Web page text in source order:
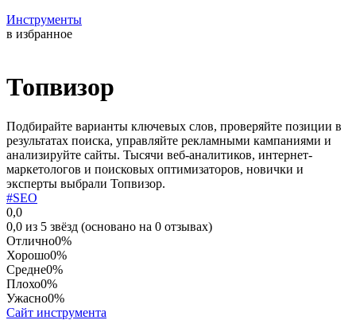
Инструменты
в избранное
Топвизор
Подбирайте варианты ключевых слов, проверяйте позиции в
результатах поиска, управляйте рекламными кампаниями и
анализируйте сайты. Тысячи веб-аналитиков, интернет-
маркетологов и поисковых оптимизаторов, новички и
эксперты выбрали Топвизор.
#SEO
0,0
0,0 из 5 звёзд (основано на 0 отзывах)
Отлично0%
Хорошо0%
Средне0%
Плохо0%
Ужасно0%
Сайт инструмента